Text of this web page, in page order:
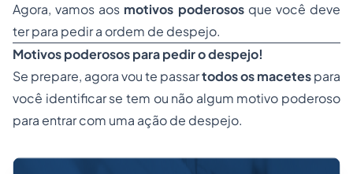
Agora, vamos aos motivos poderososque você deve
ter para pedir a ordem de despejo.
Motivos poderosos para pedir o despejo!
Se prepare, agora vou te passartodos os macetespara
você identificar se tem ou não algum motivo poderoso
para entrar com uma ação de despejo.